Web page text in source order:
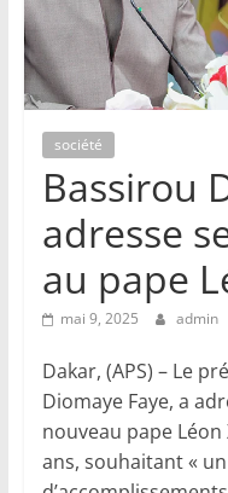
société
Bassirou
adresse
au pape
mai 9, 2025 admin
Dakar, (APS) – Le
Diomaye Faye, a
nouveau pape Léon
ans, souhaitant «